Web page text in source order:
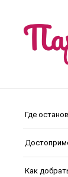
Где
Как